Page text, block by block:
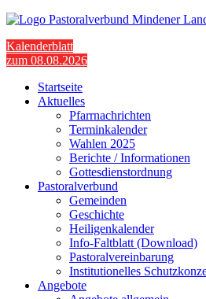
Kalenderblatt
zum 08.08.2026
Startseite
Aktuelles
Pfarrnachrichten
Terminkalender
Wahlen 2025
Berichte / Informationen
Gottesdienstordnung
Pastoralverbund
Gemeinden
Geschichte
Heiligenkalender
Info-Faltblatt (Download)
Pastoralvereinbarung
Institutionelles
Angebote